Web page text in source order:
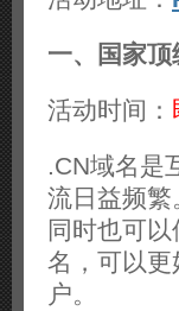
一、国家
活动时间：
.CN域名是
流日益频
同时也可
名，可以
户。